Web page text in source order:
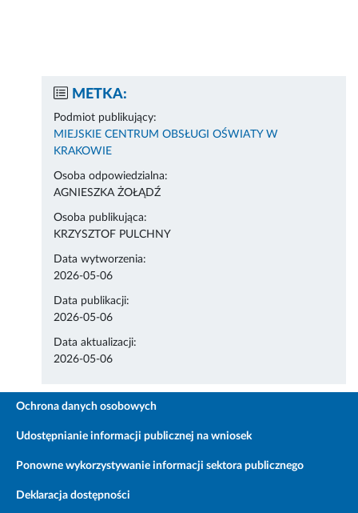
METKA:
Podmiot publikujący:
MIEJSKIE CENTRUM OBSŁUGI OŚWIATY W
KRAKOWIE
Osoba odpowiedzialna:
AGNIESZKA ŻOŁĄDŹ
Osoba publikująca:
KRZYSZTOF PULCHNY
Data wytworzenia:
2026-05-06
Data publikacji:
2026-05-06
Data aktualizacji:
2026-05-06
Ochrona danych osobowych
Udostępnianie informacji publicznej na wniosek
Ponowne wykorzystywanie informacji sektora publicznego
Deklaracja dostępności